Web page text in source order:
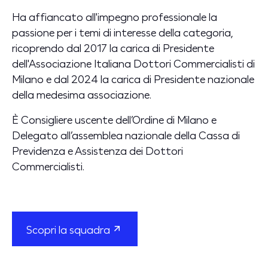
Ha affiancato all'impegno professionale la
passione per i temi di interesse della categoria,
ricoprendo dal 2017 la carica di Presidente
dell'Associazione Italiana Dottori Commercialisti di
Milano e dal 2024 la carica di Presidente nazionale
della medesima associazione.
È Consigliere uscente dell’Ordine di Milano e
Delegato all’assemblea nazionale della Cassa di
Previdenza e Assistenza dei Dottori
Commercialisti.
Scopri la squadra